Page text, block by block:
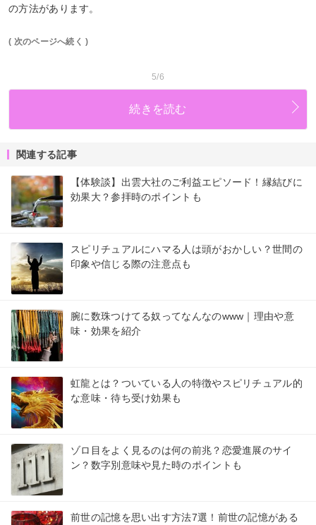
の方法があります。
( 次のページへ続く )
5/6
続きを読む
関連する記事
【体験談】出雲大社のご利益エピソード！縁結びに
効果大？参拝時のポイントも
スピリチュアルにハマる人は頭がおかしい？世間の
印象や信じる際の注意点も
腕に数珠つけてる奴ってなんなのwww｜理由や意
味・効果を紹介
虹龍とは？ついている人の特徴やスピリチュアル的
な意味・待ち受け効果も
ゾロ目をよく見るのは何の前兆？恋愛進展のサイ
ン？数字別意味や見た時のポイントも
前世の記憶を思い出す方法7選！前世の記憶がある